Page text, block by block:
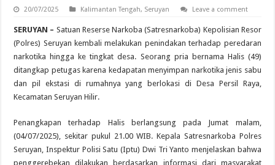
20/07/2025 Kalimantan Tengah, Seruyan Leave a comment
SERUYAN – Satuan Reserse Narkoba (Satresnarkoba) Kepolisian Resor
(Polres) Seruyan kembali melakukan penindakan terhadap peredaran
narkotika hingga ke tingkat desa. Seorang pria bernama Halis (49)
ditangkap petugas karena kedapatan menyimpan narkotika jenis sabu
dan pil ekstasi di rumahnya yang berlokasi di Desa Persil Raya,
Kecamatan Seruyan Hilir.
Penangkapan terhadap Halis berlangsung pada Jumat malam,
(04/07/2025), sekitar pukul 21.00 WIB. Kepala Satresnarkoba Polres
Seruyan, Inspektur Polisi Satu (Iptu) Dwi Tri Yanto menjelaskan bahwa
penggerebekan dilakukan berdasarkan informasi dari masyarakat